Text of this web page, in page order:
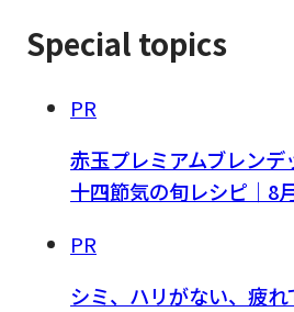
Special topics
PR
赤玉プレミアムブレン
十四節気の旬レシピ｜8
PR
シミ、ハリがない、疲